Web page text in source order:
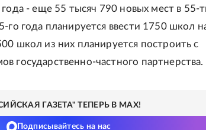
- еще 55 тысяч 790 новых мест в 55-
го года планируется ввести 1750 школ
школ из них планируется построить с
государственно-частного партнерства.
ГАЗЕТА" ТЕПЕРЬ В MAX!
Подписывайтесь на нас